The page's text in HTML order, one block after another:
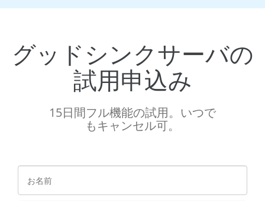
グッドシンクサーバの
試用申込み
15日間フル機能の試用。いつで
もキャンセル可。